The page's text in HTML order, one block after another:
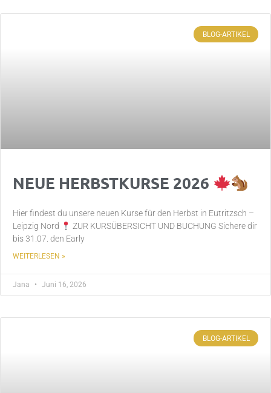
BLOG-ARTIKEL
NEUE HERBSTKURSE 2026
Hier findest du unsere neuen Kurse für den Herbst in Eutritzsch –
Leipzig Nord
ZUR KURSÜBERSICHT UND BUCHUNG Sichere dir
bis 31.07. den Early
WEITERLESEN »
Jana Juni 16, 2026
BLOG-ARTIKEL